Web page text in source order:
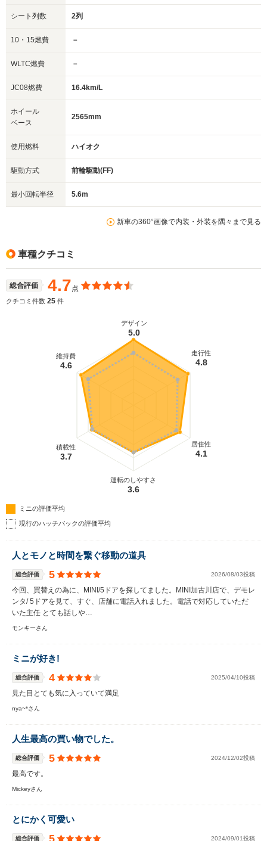
シート列数 2列
10・15燃費 －
WLTC燃費 －
JC08燃費 16.4km/L
ホイール
ベース
2565mm
使用燃料 ハイオク
駆動方式 前輪駆動(FF)
最小回転半径 5.6m
新車の360°画像で内装・外装を隅々まで見る
車種クチコミ
総合評価 4.7点
クチコミ件数 25 件
デザイン
5.0
走行性
4.8
居住性
4.1
運転のしやすさ
3.6
積載性
3.7
維持費
4.6
ミニの評価平均
現行のハッチバックの評価平均
人とモノと時間を繋ぐ移動の道具
総合評価 5 2026/08/03投稿
今回、買替えの為に、MINI/5ドアを探してました。MINI加古川店で、デモレ
ンタ/ 5ドアを見て、すぐ、店舗に電話入れました。電話で対応していただ
いた主任 とても話しや…
モンキーさん
ミニが好き!
総合評価 4 2025/04/10投稿
見た目とても気に入っていて満足
nya~*さん
人生最高の買い物でした。
総合評価 5 2024/12/02投稿
最高です。
Mickeyさん
とにかく可愛い
総合評価 5 2024/09/01投稿